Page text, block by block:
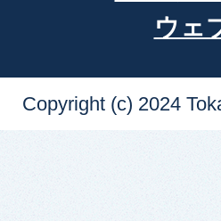
ウェ
Copyright (c) 2024